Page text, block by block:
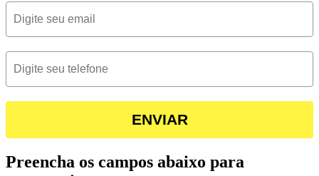
ENVIAR
Preencha os campos abaixo para